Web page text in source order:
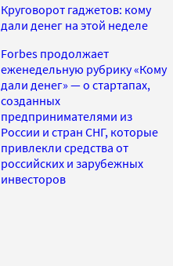
Круговорот гаджетов: кому
дали денег на этой неделе
Forbes продолжает
еженедельную рубрику «Кому
дали денег» — о стартапах,
созданных
предпринимателями из
России и стран СНГ, которые
привлекли средства от
российских и зарубежных
инвесторов